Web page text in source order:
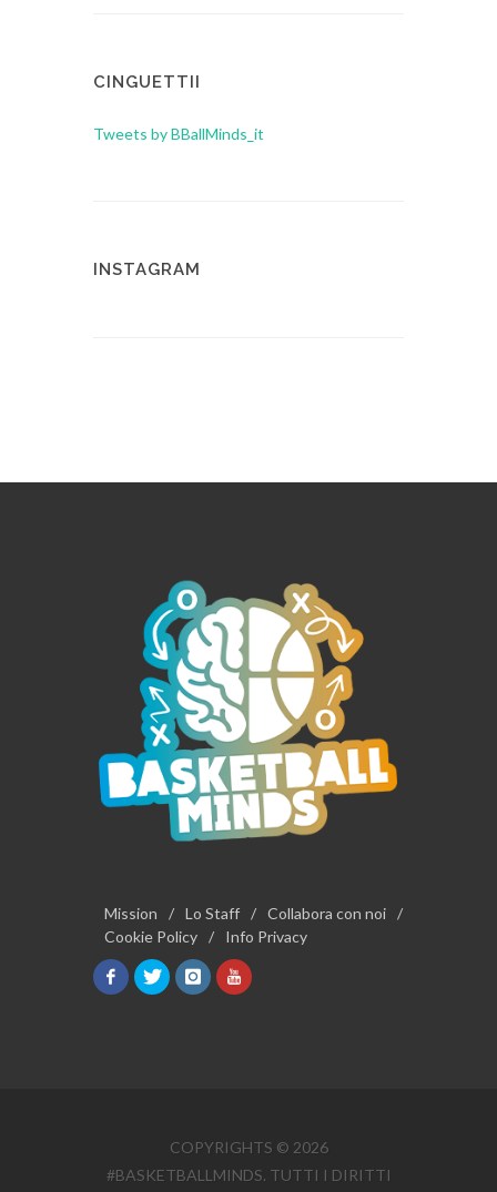
CINGUETTII
Tweets by BBallMinds_it
INSTAGRAM
Mission / Lo Staff / Collabora con noi /
Cookie Policy / Info Privacy
COPYRIGHTS © 2026
#BASKETBALLMINDS. TUTTI I DIRITTI